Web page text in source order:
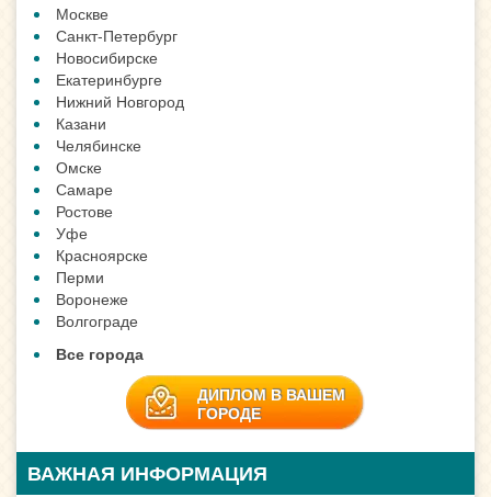
Москве
Санкт-Петербург
Новосибирске
Екатеринбурге
Нижний Новгород
Казани
Челябинске
Омске
Самаре
Ростове
Уфе
Красноярске
Перми
Воронеже
Волгограде
Все города
ДИПЛОМ В ВАШЕМ
ГОРОДЕ
ВАЖНАЯ ИНФОРМАЦИЯ